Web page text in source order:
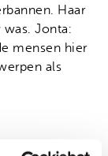
Haar
Jonta:
mensen hier
als